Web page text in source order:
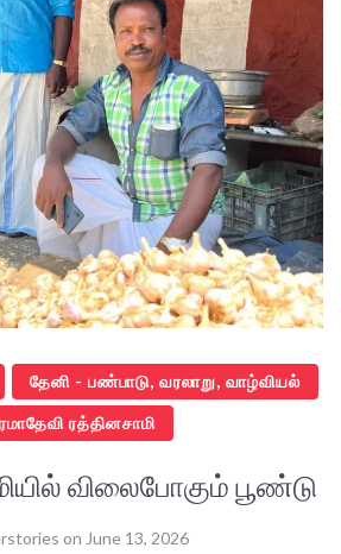
தேனி - பண்பாடு, வரலாறு, வாழ்வியல்
ரமாதேவி ரத்தினசாமி
விலைபோகும் பூண்டு
on June 13, 2026